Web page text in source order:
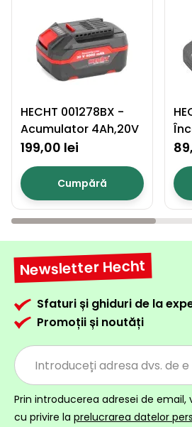
HECHT 001278BX -
Acumulator 4Ah,20V
199,00 lei
Cumpără
Newsletter Hecht
Sfaturi și ghiduri de la
Promoții și noutăți
Prin introducerea adresei de
cu privire la prelucrarea datelor